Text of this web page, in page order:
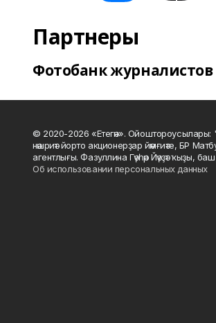
Партнеры
Фотобанк журналистов
© 2020-2026 «Етегән». Ойоштороусылары:
нәшриәт йорто акционерҙар йәмғиәте, БР
агентлығы. Фазуллина Гәүһәр Йәүҙәт ҡыҙы,
Об использовании персональных данных